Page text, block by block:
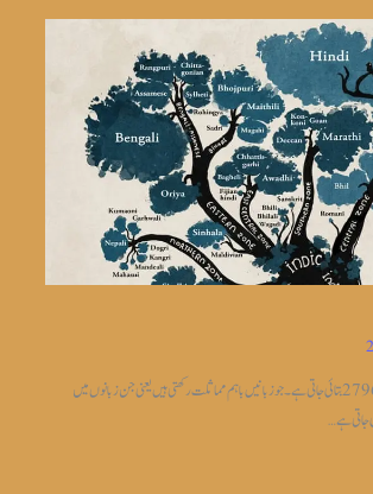
مشہور زبانوں کی تعداد قیاساً2796 بتائی جاتی ہے ۔جو زبانیں باہم مماثلت رکھتی ہیں یعنی جن زبانوں میں
جاتی ہے…